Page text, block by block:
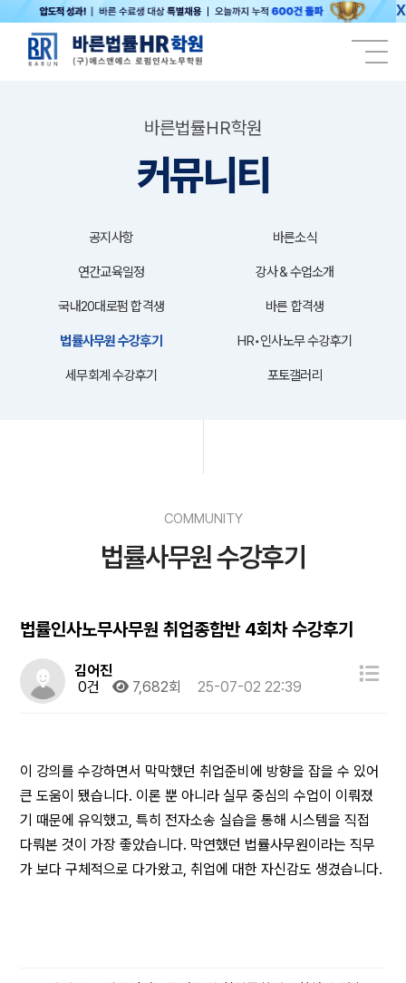
X
바른법률HR학원
커뮤니티
공지사항 바른소식
연간교육일정 강사＆수업소개
국내20대로펌 합격생 바른 합격생
법률사무원 수강후기 HR•인사노무 수강후기
세무회계 수강후기 포토갤러리
COMMUNITY
법률사무원 수강후기
법률인사노무사무원 취업종합반 4회차 수강후기
김어진
0건
7,682회 25-07-02 22:39
이 강의를 수강하면서 막막했던 취업준비에 방향을 잡을 수 있어
큰 도움이 됐습니다. 이론 뿐 아니라 실무 중심의 수업이 이뤄졌
기 때문에 유익했고, 특히 전자소송 실습을 통해 시스템을 직접
다뤄본 것이 가장 좋았습니다. 막연했던 법률사무원이라는 직무
가 보다 구체적으로 다가왔고, 취업에 대한 자신감도 생겼습니다.